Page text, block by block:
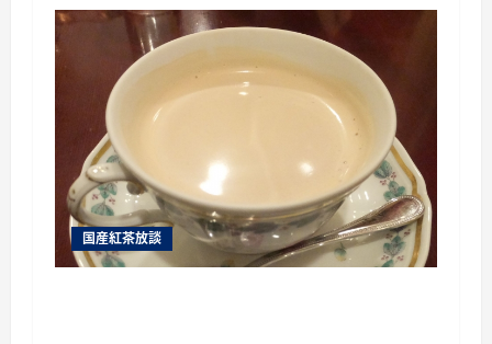
ー
シ
ン
国産紅茶放談